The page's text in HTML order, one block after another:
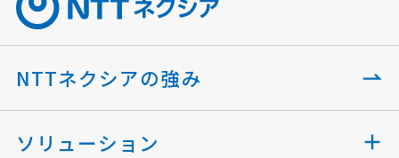
NTTネクシアの強み
ソリューション